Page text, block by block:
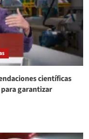
científicas
garantizar